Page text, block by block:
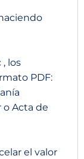
los
PDF:
Acta de
el valor